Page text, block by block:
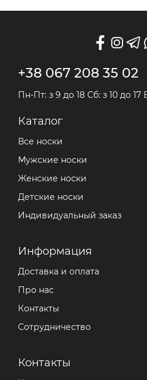
+38 067 208 35 02
Пн-Пт: з 9 до 18 Сб: з 10 до 17
Каталог
Все носки
Мужские носки
Женские носки
Детские носки
Индивидуальный заказ
Информация
Доставка и оплата
Про нас
Контакты
Сотрудничество
Контакты